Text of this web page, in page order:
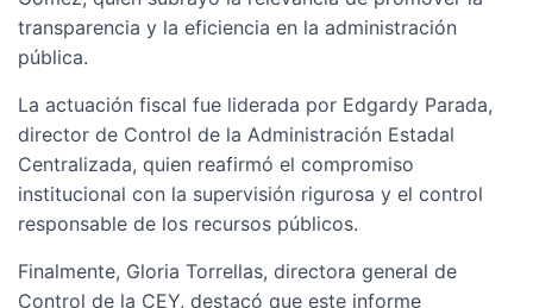
transparencia y la eficiencia en la administración
pública.
La actuación fiscal fue liderada por Edgardy Parada,
director de Control de la Administración Estadal
Centralizada, quien reafirmó el compromiso
institucional con la supervisión rigurosa y el control
responsable de los recursos públicos.
Finalmente, Gloria Torrellas, directora general de
Control de la CEY, destacó que este informe